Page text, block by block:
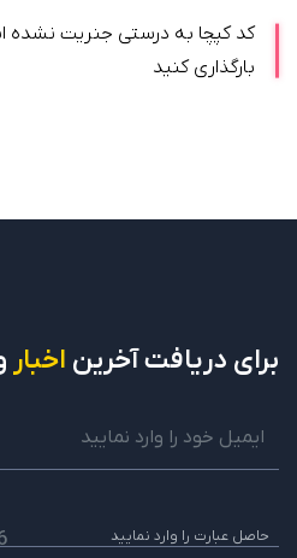
کد کپچا به درستی جنریت نشده
بارگذاری کنید
برای دریافتآخرین اخبار